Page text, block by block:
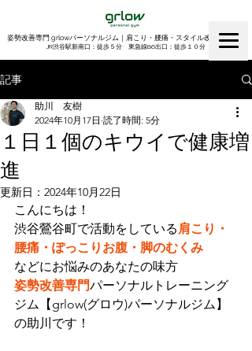
姿勢改善専門 grlowパーソナルジム｜肩こり・腰痛・スタイル改善｜渋谷
​JR渋谷駅新南口：徒歩５分 東急線B6出口：徒歩１０分
記事
１日１個のキウイで健康増
進
助川 友樹
2024年10月17日 読了時間: 5分
更新日： 2024年10月22日
こんにちは！
渋谷鶯谷町で活動をしている肩こり・
腰痛・ぽっこりお腹・脚のむくみ
などにお悩みのあなたの味方
姿勢改善専門パーソナルトレーニング
ジム【grlow(グロウ)パーソナルジム】
の助川です！